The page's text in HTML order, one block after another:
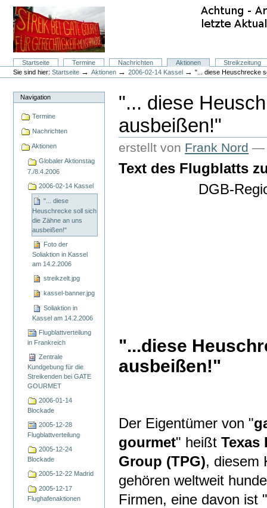
Inhalt
Direkt
Navigation
SektionenStartseite Termine Nachrichten Aktionen
Streikzeitung
Benutzerspezifische
Werkzeuge
Sie sind hier: Startseite →Aktionen →2006-02-14 Kassel →"... diese Heuschrecke
Navigation
Termine
Nachrichten
Aktionen
Globaler Aktionstag
7./8.4.2006
2006-02-14 Kassel
"... diese
Heuschrecke soll sich
die Zähne an uns
ausbeißen!"
Foto der
Soliaktion in Kassel
am 14.2.2006
streikzelt.jpg
kassel-banner.jpg
Soliaktion in
Kassel am 14.2.2006
Flugblattverteilung
in Frankreich
Zentrale
Kundgebung für die
Streikenden bei GATE
GOURMET
2006-01-14
Blockade
2005-12-28
Flugblattverteilung
2005-12-24
Blockade
2005-12-22 Madrid
2005-12-17
Flughafenaktionen
"... diese
ausbeißen!"
erstellt von Frank Nord
Text des Flugblatts
DGB-
"...diese
ausbeißen!"
Der Eigentümer von "
gourmet" heißtTexas
Group (TPG), diesem
gehören weltweit
Firmen, eine davon ist